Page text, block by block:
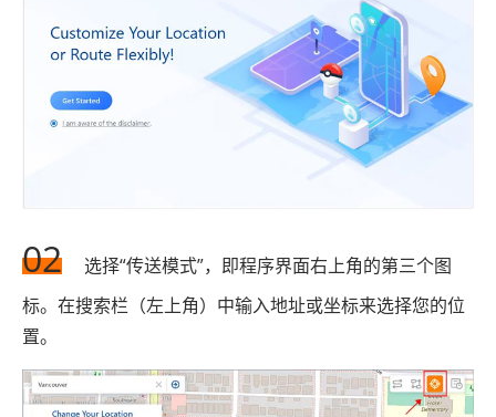
02
选择“传送模式”，即程序界面右上角的第三个图
标。在搜索栏（左上角）中输入地址或坐标来选择您的位
置。